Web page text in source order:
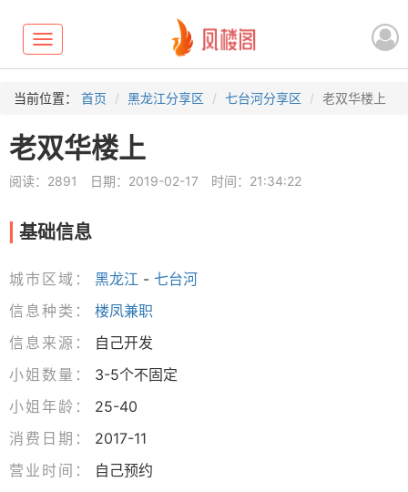
Toggle
navigation
当前位置： 首页 黑龙江分享区 七台河分享区 老双华楼上
老双华楼上
阅读：2891 日期：2019-02-17 时间：21:34:22
基础信息
城市区域： 黑龙江 - 七台河
信息种类：
楼凤兼职
信息来源：
自己开发
小姐数量：
3-5个不固定
小姐年龄：
25-40
消费日期：
2017-11
营业时间：
自己预约